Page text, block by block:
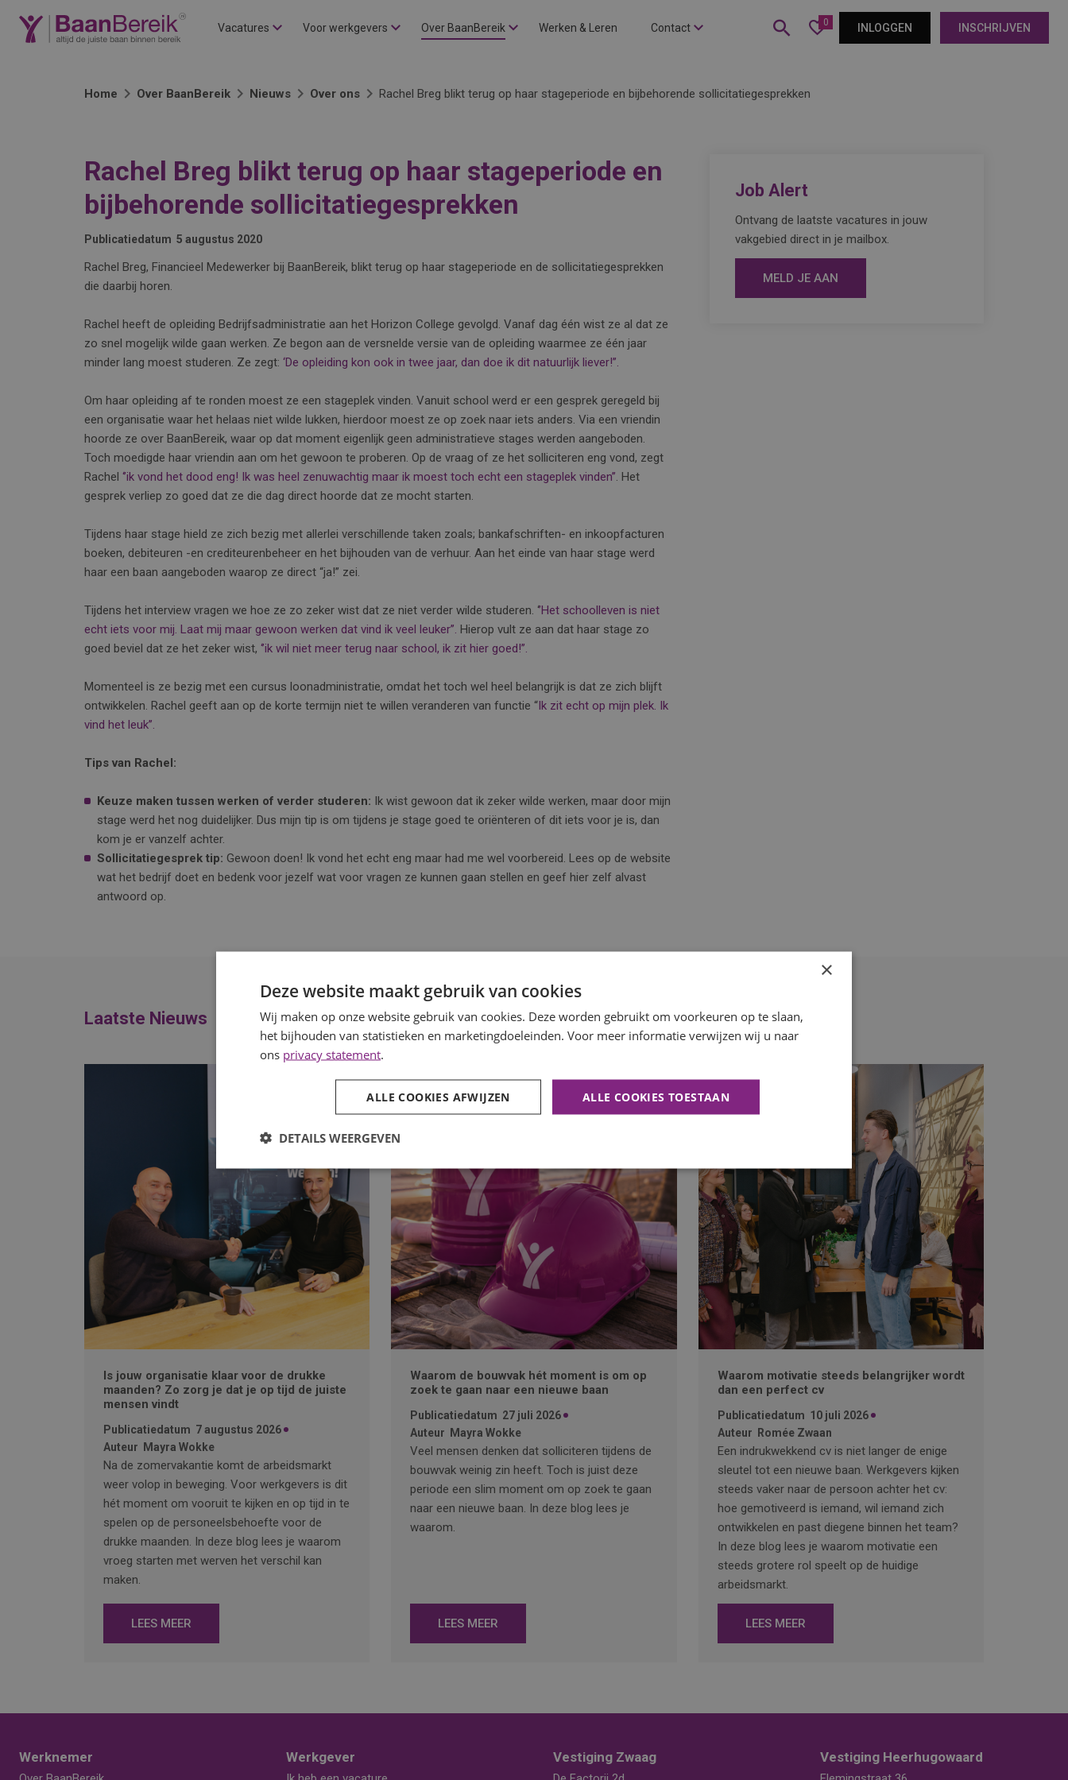
Vacatures Voor werkgevers Over BaanBereik Werken & Leren Contact 0 INLOGGEN INSCHRIJVEN
Home Over BaanBereik Nieuws Over ons Rachel Breg blikt terug op haar stageperiode en bijbehorende sollicitatiegesprekken
Rachel Breg blikt terug op haar stageperiode en
bijbehorende sollicitatiegesprekken
Publicatiedatum 5 augustus 2020
Rachel Breg, Financieel Medewerker bij BaanBereik, blikt terug op haar stageperiode en de sollicitatiegesprekken
die daarbij horen.
Rachel heeft de opleiding Bedrijfsadministratie aan het Horizon College gevolgd. Vanaf dag één wist ze al dat ze
zo snel mogelijk wilde gaan werken. Ze begon aan de versnelde versie van de opleiding waarmee ze één jaar
minder lang moest studeren. Ze zegt: ‘De opleiding kon ook in twee jaar, dan doe ik dit natuurlijk liever!’’.
Om haar opleiding af te ronden moest ze een stageplek vinden. Vanuit school werd er een gesprek geregeld bij
een organisatie waar het helaas niet wilde lukken, hierdoor moest ze op zoek naar iets anders. Via een vriendin
hoorde ze over BaanBereik, waar op dat moment eigenlijk geen administratieve stages werden aangeboden.
Toch moedigde haar vriendin aan om het gewoon te proberen. Op de vraag of ze het solliciteren eng vond, zegt
Rachel ‘’ik vond het dood eng! Ik was heel zenuwachtig maar ik moest toch echt een stageplek vinden’’. Het
gesprek verliep zo goed dat ze die dag direct hoorde dat ze mocht starten.
Tijdens haar stage hield ze zich bezig met allerlei verschillende taken zoals; bankafschriften- en inkoopfacturen
boeken, debiteuren -en crediteurenbeheer en het bijhouden van de verhuur. Aan het einde van haar stage werd
haar een baan aangeboden waarop ze direct “ja!” zei.
Tijdens het interview vragen we hoe ze zo zeker wist dat ze niet verder wilde studeren. ‘’Het schoolleven is niet
echt iets voor mij. Laat mij maar gewoon werken dat vind ik veel leuker’’. Hierop vult ze aan dat haar stage zo
goed beviel dat ze het zeker wist, ‘’ik wil niet meer terug naar school, ik zit hier goed!’’.
Momenteel is ze bezig met een cursus loonadministratie, omdat het toch wel heel belangrijk is dat ze zich blijft
ontwikkelen. Rachel geeft aan op de korte termijn niet te willen veranderen van functie “Ik zit echt op mijn plek. Ik
vind het leuk’’.
Tips van Rachel:
Keuze maken tussen werken of verder studeren: Ik wist gewoon dat ik zeker wilde werken, maar door mijn
stage werd het nog duidelijker. Dus mijn tip is om tijdens je stage goed te oriënteren of dit iets voor je is, dan
kom je er vanzelf achter.
Sollicitatiegesprek tip: Gewoon doen! Ik vond het echt eng maar had me wel voorbereid. Lees op de website
wat het bedrijf doet en bedenk voor jezelf wat voor vragen ze kunnen gaan stellen en geef hier zelf alvast
antwoord op.
Job Alert
Ontvang de laatste vacatures in jouw
vakgebied direct in je mailbox.
MELD JE AAN
Laatste Nieuws
Is jouw organisatie klaar voor de drukke
maanden? Zo zorg je dat je op tijd de juiste
mensen vindt
Publicatiedatum 7 augustus 2026
Auteur
Mayra Wokke
Na de zomervakantie komt de arbeidsmarkt
weer volop in beweging. Voor werkgevers is dit
hét moment om vooruit te kijken en op tijd in te
spelen op de personeelsbehoefte voor de
drukke maanden. In deze blog lees je waarom
vroeg starten met werven het verschil kan
maken.
LEES MEER
Waarom de bouwvak hét moment is om op
zoek te gaan naar een nieuwe baan
Publicatiedatum 27 juli 2026
Auteur
Mayra Wokke
Veel mensen denken dat solliciteren tijdens de
bouwvak weinig zin heeft. Toch is juist deze
periode een slim moment om op zoek te gaan
naar een nieuwe baan. In deze blog lees je
waarom.
LEES MEER
Waarom motivatie steeds belangrijker wordt
dan een perfect cv
Publicatiedatum 10 juli 2026
Auteur
Romée Zwaan
Een indrukwekkend cv is niet langer de enige
sleutel tot een nieuwe baan. Werkgevers kijken
steeds vaker naar de persoon achter het cv:
hoe gemotiveerd is iemand, wil iemand zich
ontwikkelen en past diegene binnen het team?
In deze blog lees je waarom motivatie een
steeds grotere rol speelt op de huidige
arbeidsmarkt.
LEES MEER
Werknemer Werkgever Vestiging Zwaag Vestiging Heerhugowaard
×
Deze website maakt gebruik van cookies
Wij maken op onze website gebruik van cookies. Deze worden gebruikt om voorkeuren op te slaan,
het bijhouden van statistieken en marketingdoeleinden. Voor meer informatie verwijzen wij u naar
ons privacy statement.
ALLE COOKIES TOESTAAN
ALLE COOKIES AFWIJZEN
DETAILS WEERGEVEN